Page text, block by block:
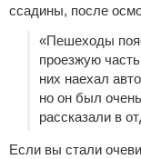
ссадины, после
«Пешеходы
проезжую
них наехал
но он был
рассказали в
Если вы стали